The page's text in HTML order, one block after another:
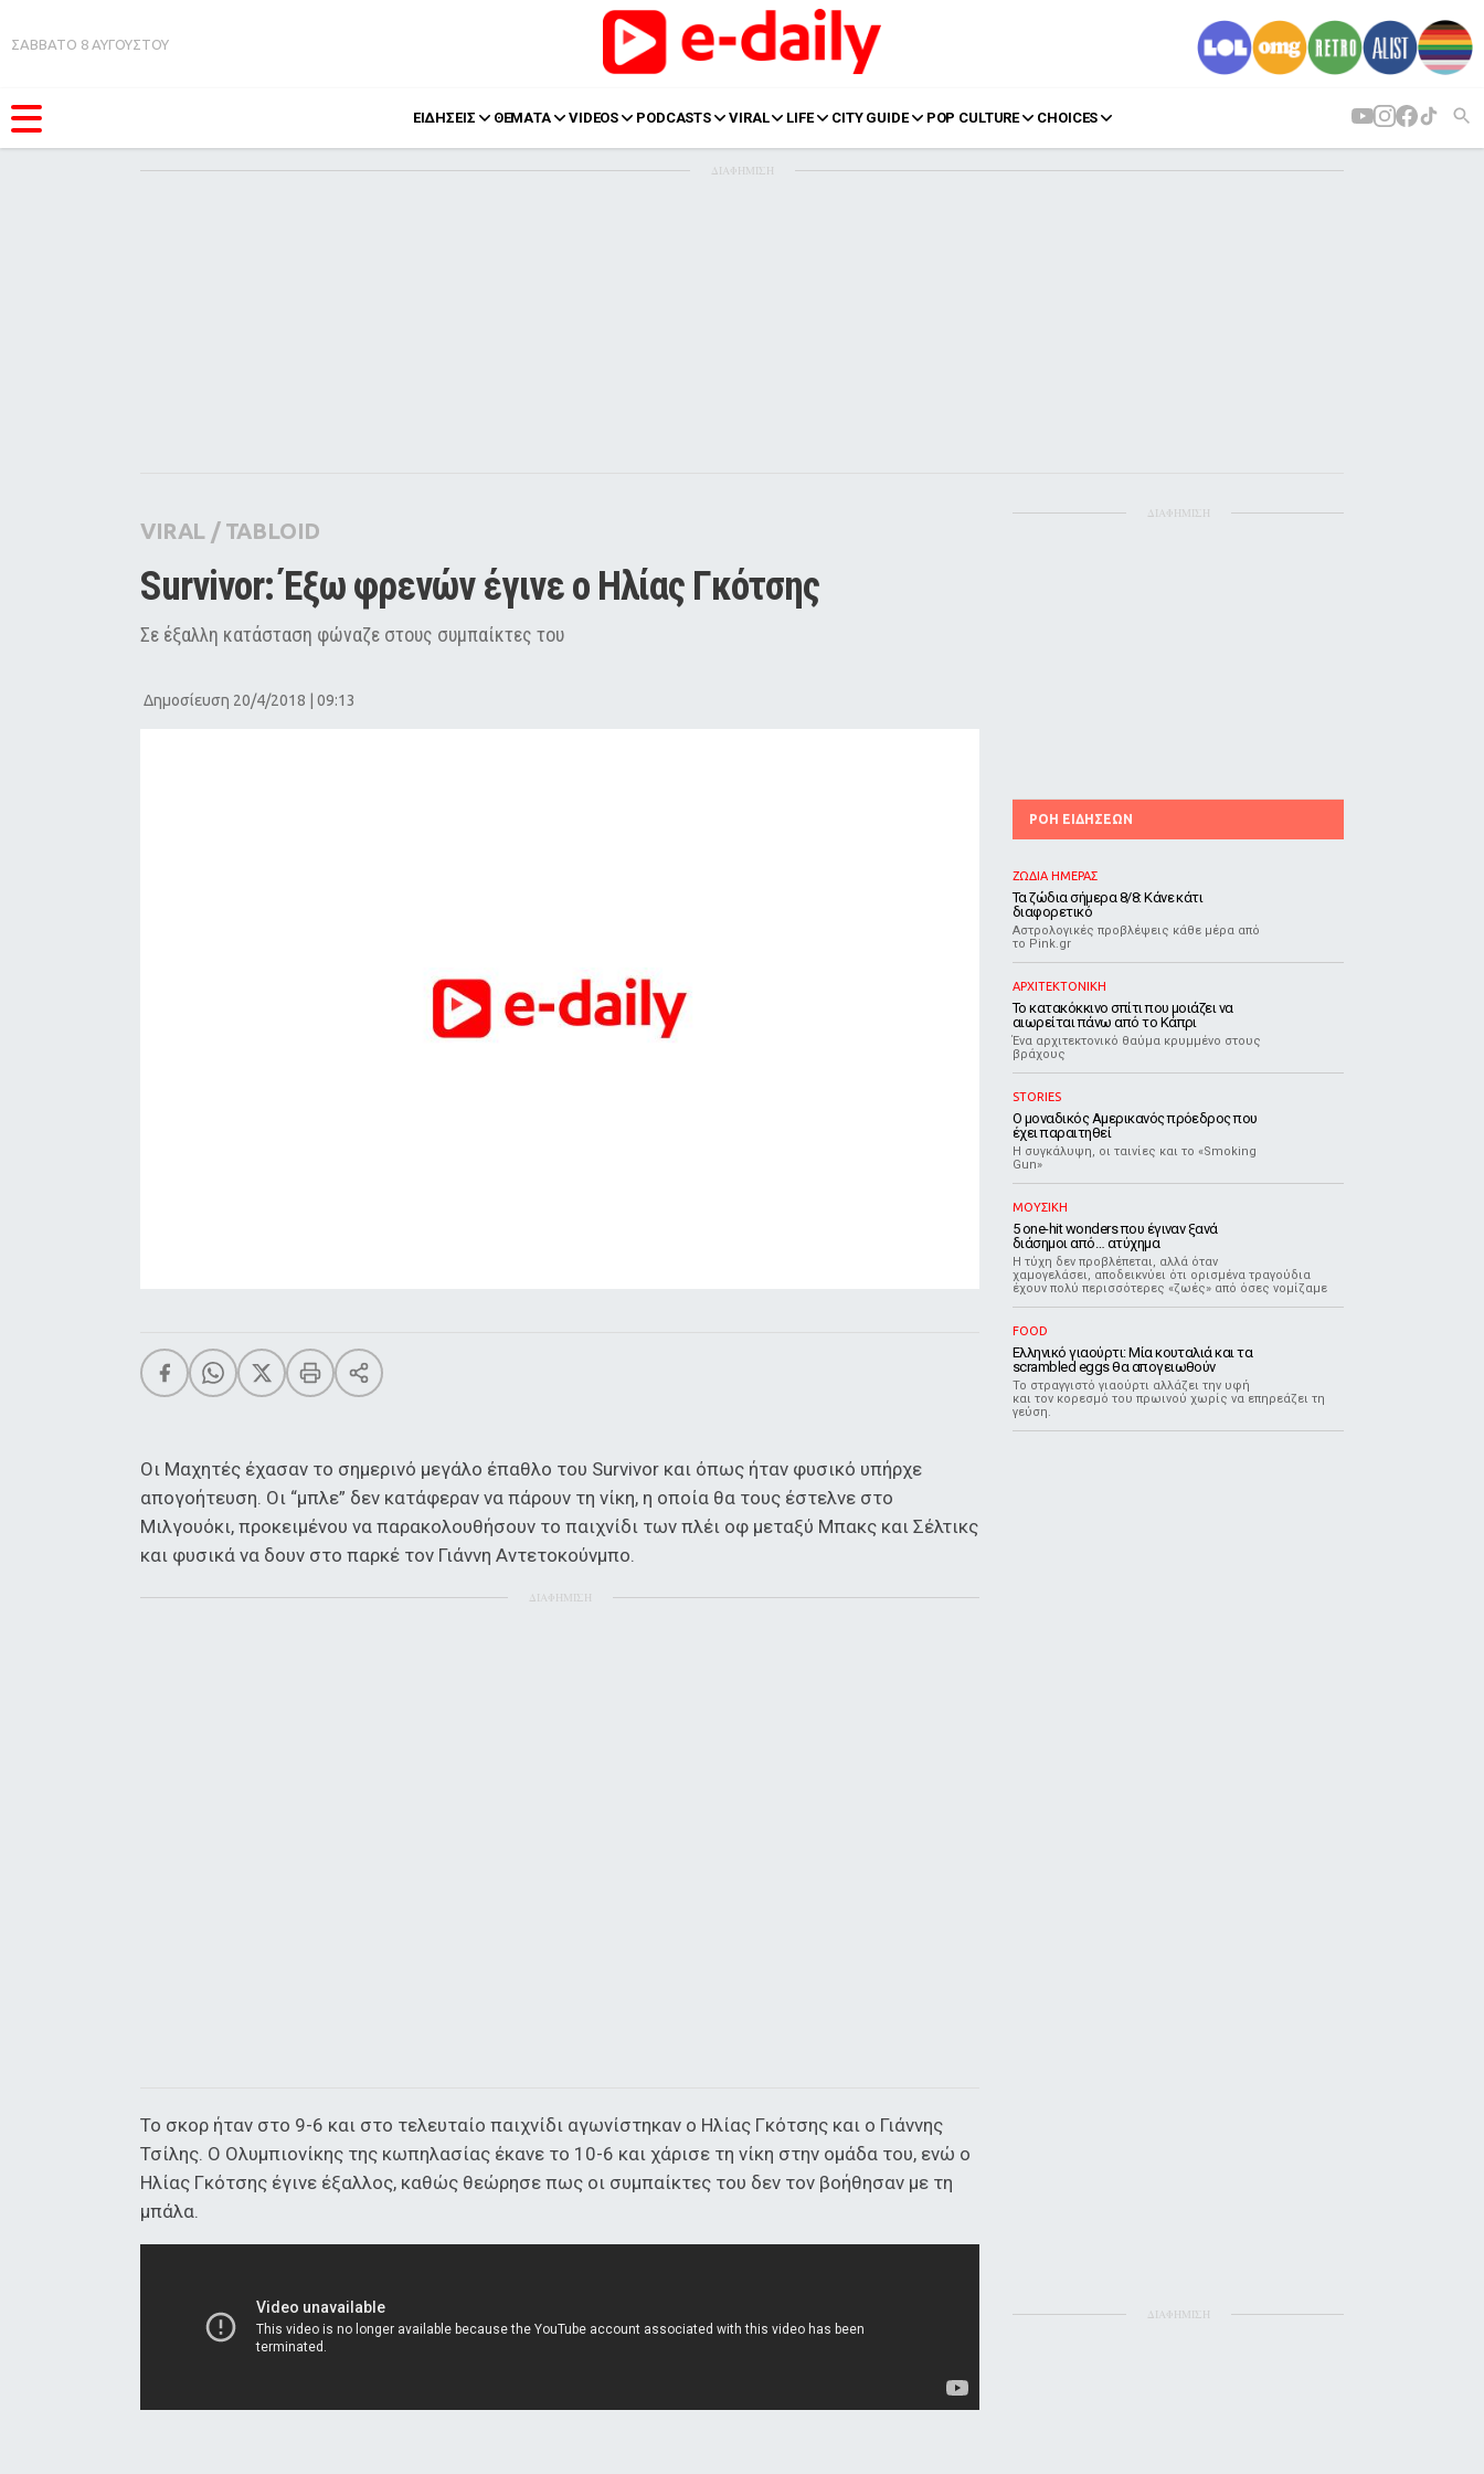
ΣΑΒΒΑΤΟ 8 ΑΥΓΟΥΣΤΟΥ
ΕΙΔΗΣΕΙΣ ΘΕΜΑΤΑ VIDEOS PODCASTS VIRAL LIFE CITY GUIDE POP CULTURE CHOICES
Pop Culture
Agenda
ΔΙΑΦΗΜΙΣΗ
VIRAL / TABLOID
Survivor: Έξω φρενών έγινε ο Ηλίας Γκότσης
Σε έξαλλη κατάσταση φώναζε στους συμπαίκτες του
Δημοσίευση 20/4/2018 | 09:13
Οι Μαχητές έχασαν το σημερινό μεγάλο έπαθλο του Survivor και όπως ήταν φυσικό υπήρχε
απογοήτευση. Οι “μπλε” δεν κατάφεραν να πάρουν τη νίκη, η οποία θα τους έστελνε στο
Μιλγουόκι, προκειμένου να παρακολουθήσουν το παιχνίδι των πλέι οφ μεταξύ Μπακς και Σέλτικς
και φυσικά να δουν στο παρκέ τον Γιάννη Αντετοκούνμπο.
ΔΙΑΦΗΜΙΣΗ
Το σκορ ήταν στο 9-6 και στο τελευταίο παιχνίδι αγωνίστηκαν ο Ηλίας Γκότσης και ο Γιάννης
Τσίλης. Ο Ολυμπιονίκης της κωπηλασίας έκανε το 10-6 και χάρισε τη νίκη στην ομάδα του, ενώ ο
Ηλίας Γκότσης έγινε έξαλλος, καθώς θεώρησε πως οι συμπαίκτες του δεν τον βοήθησαν με τη
μπάλα.
ΔΙΑΦΗΜΙΣΗ
ΡΟΗ ΕΙΔΗΣΕΩΝ
ΖΩΔΙΑ ΗΜΕΡΑΣ
Τα ζώδια σήμερα 8/8: Κάνε κάτι
διαφορετικό
Αστρολογικές προβλέψεις κάθε μέρα από
το Pink.gr
ΑΡΧΙΤΕΚΤΟΝΙΚΗ
Το κατακόκκινο σπίτι που μοιάζει να
αιωρείται πάνω από το Κάπρι
Ένα αρχιτεκτονικό θαύμα κρυμμένο στους
βράχους
STORIES
Ο μοναδικός Αμερικανός πρόεδρος που
έχει παραιτηθεί
Η συγκάλυψη, οι ταινίες και το «Smoking
Gun»
ΜΟΥΣΙΚΗ
5 one-hit wonders που έγιναν ξανά
διάσημοι από… ατύχημα
Η τύχη δεν προβλέπεται, αλλά όταν
χαμογελάσει, αποδεικνύει ότι ορισμένα τραγούδια
έχουν πολύ περισσότερες «ζωές» από όσες νομίζαμε
FOOD
Ελληνικό γιαούρτι: Μία κουταλιά και τα
scrambled eggs θα απογειωθούν
Το στραγγιστό γιαούρτι αλλάζει την υφή
και τον κορεσμό του πρωινού χωρίς να επηρεάζει τη
γεύση.
ΔΙΑΦΗΜΙΣΗ